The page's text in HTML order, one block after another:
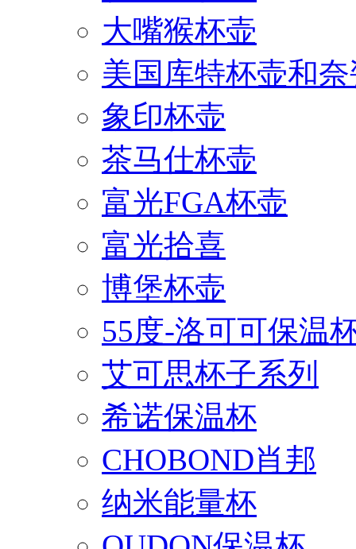
大嘴猴杯壶
美国库特杯壶和
象印杯壶
茶马仕杯壶
富光FGA杯壶
富光拾喜
博堡杯壶
55度-洛可可保温
艾可思杯子系列
希诺保温杯
CHOBOND肖邦
纳米能量杯